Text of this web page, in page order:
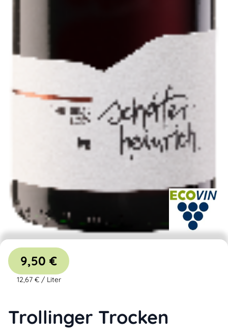
Trollinger Trocken
9,50 €
12,67 €/ Liter